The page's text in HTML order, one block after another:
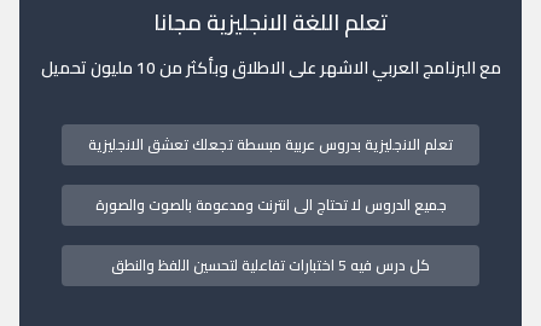
تعلم اللغة الانجليزية مجانا
مع البرنامج العربي الاشهر على الاطلاق وبأكثر من 10 مليون تحميل
تعلم الانجليزية بدروس عربية مبسطة تجعلك تعشق الانجليزية
جميع الدروس لا تحتاج الى انترنت ومدعومة بالصوت والصورة
كل درس فيه 5 اختبارات تفاعلية لتحسين اللفظ والنطق